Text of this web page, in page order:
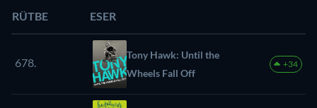
RÜTBE ESER
678.
Tony Hawk: Until the
Wheels Fall Off
+34